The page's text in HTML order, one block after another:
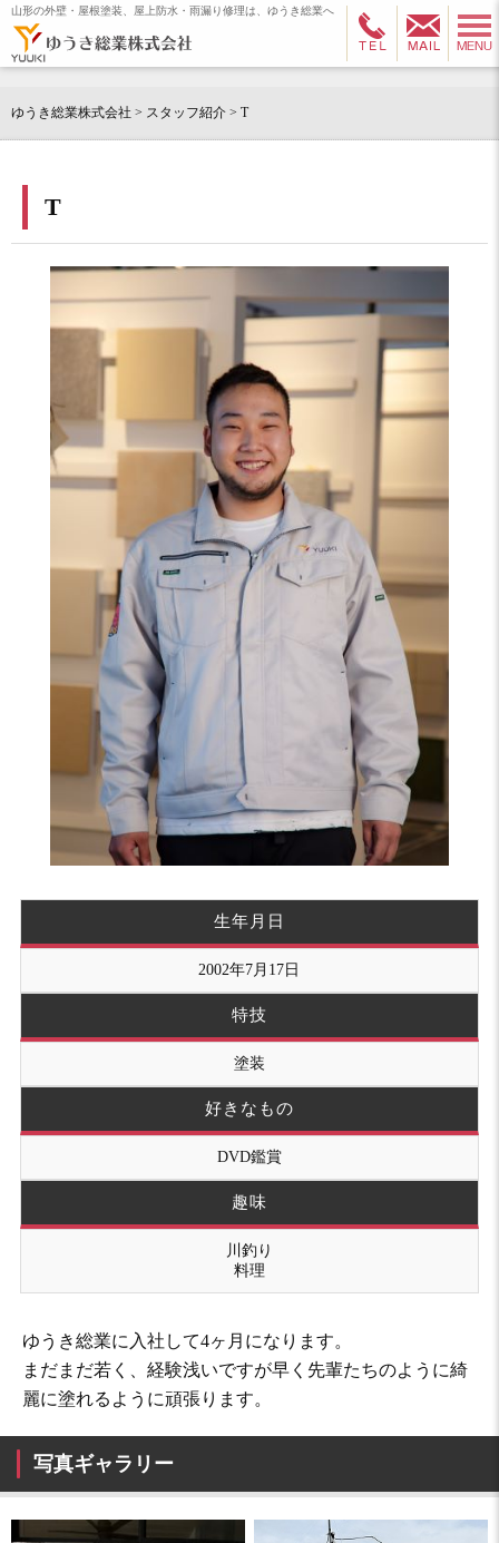
山形の外壁・屋根塗装、屋上防水・雨漏り修理は、ゆうき総業へ
ゆうき総業株式会社 > スタッフ紹介 > T
T
生年月日
2002年7月17日
特技
塗装
好きなもの
DVD鑑賞
趣味
川釣り
料理
ゆうき総業に入社して4ヶ月になります。
まだまだ若く、経験浅いですが早く先輩たちのように綺
麗に塗れるように頑張ります。
写真ギャラリー